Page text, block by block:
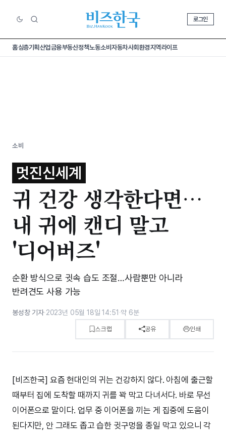
로그인
홈심층기획산업금융부동산정책노동소비 자동차사회환경지역라이프
소비
멋진신세계
귀 건강 생각한다면…
내 귀에 캔디 말고
'디어버즈'
순환 방식으로 귓속 습도 조절…사람뿐만 아니라
반려견도 사용 가능
봉성창 기자·2023년 05월 18일 14:51 ·약 6분
스크랩 공유 인쇄
[비즈한국] 요즘 현대인의 귀는 건강하지 않다. 아침에 출근할
때부터 집에 도착할 때까지 귀를 꽉 막고 다녀서다. 바로 무선
이어폰으로 말이다. 업무 중 이어폰을 끼는 게 집중에 도움이
된다지만, 안 그래도 좁고 습한 귓구멍을 종일 막고 있으니 각